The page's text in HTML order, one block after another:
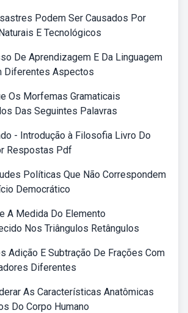
Podem Ser Causados Por
E Tecnológicos
De Aprendizagem E Da Linguagem
Diferentes Aspectos
Os Morfemas Gramaticais
Das Seguintes Palavras
- Introdução à Filosofia Livro Do
Respostas Pdf
Políticas Que Não Correspondem
Democrático
A Medida Do Elemento
Nos Triângulos Retângulos
Adição E Subtração De Frações Com
Diferentes
As Características Anatômicas
Do Corpo Humano